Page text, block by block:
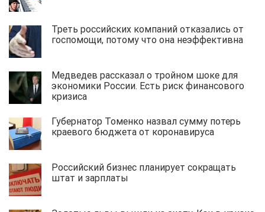
Треть российских компаний отказались от
госпомощи, потому что она неэффективна
Медведев рассказал о тройном шоке для
экономики России. Есть риск финансового
кризиса
Губернатор Томенко назвал сумму потерь
краевого бюджета от коронавируса
Российский бизнес планирует сокращать
штат и зарплаты